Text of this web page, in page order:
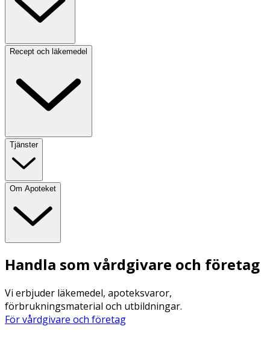
Recept och läkemedel
Tjänster
Om Apoteket
Handla som vårdgivare och företag
Vi erbjuder läkemedel, apoteksvaror,
förbrukningsmaterial och utbildningar.
För vårdgivare och företag